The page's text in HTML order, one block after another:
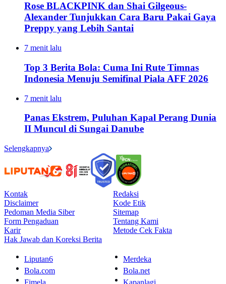
Rose BLACKPINK dan Shai Gilgeous-
Alexander Tunjukkan Cara Baru Pakai Gaya
Preppy yang Lebih Santai
7 menit lalu
Top 3 Berita Bola: Cuma Ini Rute Timnas
Indonesia Menuju Semifinal Piala AFF 2026
7 menit lalu
Panas Ekstrem, Puluhan Kapal Perang Dunia
II Muncul di Sungai Danube
Selengkapnya
Kontak
Redaksi
Disclaimer
Kode Etik
Pedoman Media Siber
Sitemap
Form Pengaduan
Tentang Kami
Karir
Metode Cek Fakta
Hak Jawab dan Koreksi Berita
Liputan6
Merdeka
Bola.com
Bola.net
Fimela
Kapanlagi